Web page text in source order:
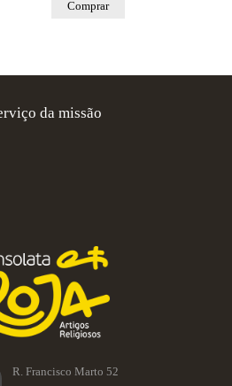
Comprar
da missão
R. Francisco Marto 52